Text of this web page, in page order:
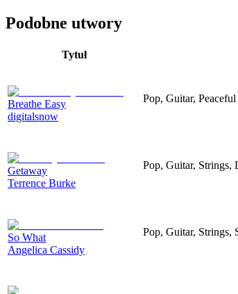
Podobne utwory
Tytuł
Breathe Easy
digitalsnow
Pop, Guitar, Peaceful
Getaway
Terrence Burke
Pop, Guitar, Strings,
So What
Angelica Cassidy
Pop, Guitar, Strings,